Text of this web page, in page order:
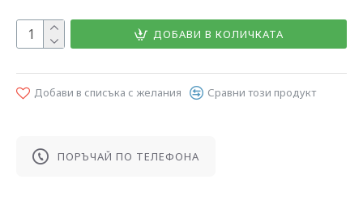
ДОБАВИ В КОЛИЧКАТА
Добави в списъка с желания Сравни този продукт
ПОРЪЧАЙ ПО ТЕЛЕФОНА